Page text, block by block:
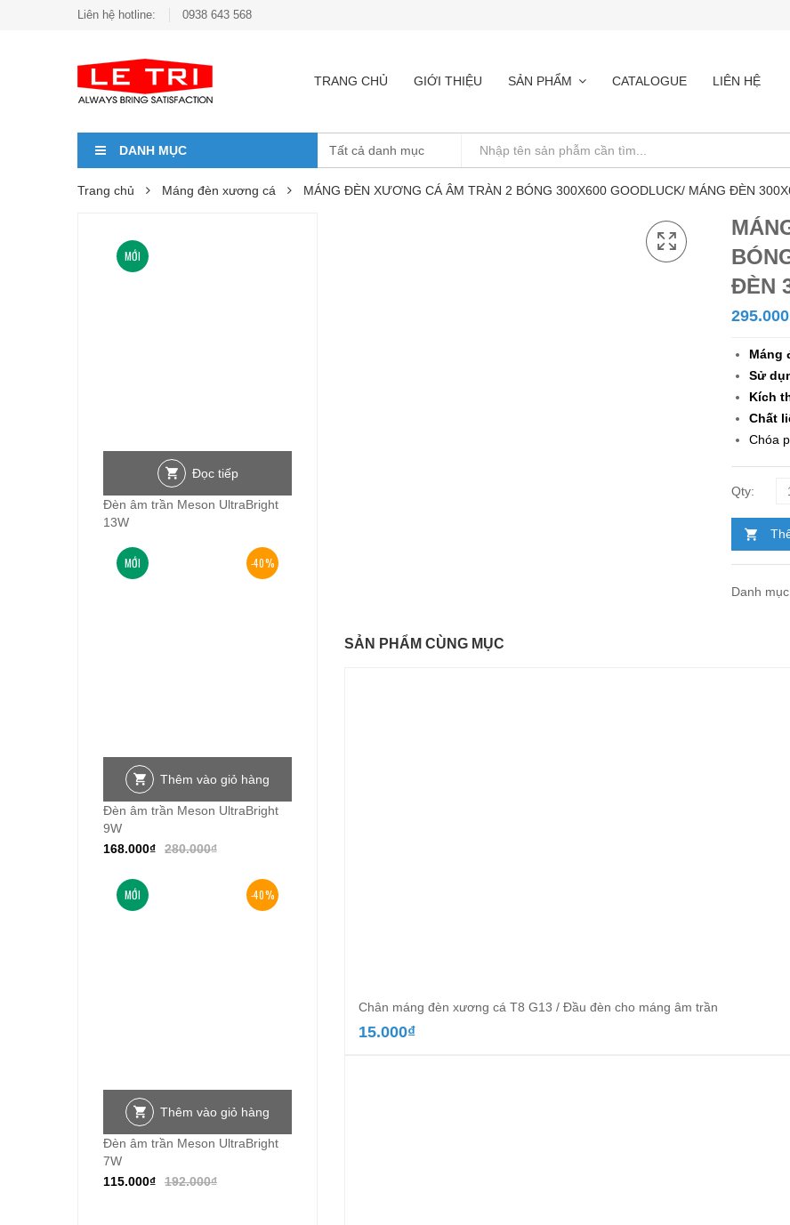
Liên hệ hotline: 0938 643 568
TRANG CHỦ GIỚI THIỆU SẢN PHẨM CATALOGUE LIÊN HỆ
DANH MỤC
Trang chủ Máng đèn xương cá MÁNG ĐÈN XƯƠNG CÁ ÂM TRÀN 2 BÓNG 300X600 GOODLUCK/ MÁNG ĐÈN
ĐÈN
295.000
Máng
Sử
Kích
Chất
Chóa
Danh
SẢN PHẨM CÙNG MỤC
Chân máng đèn xương cá T8 G13 / Đầu đèn cho máng âm trần
15.000₫
MỚI
Đọc tiếp
Đèn âm trần Meson UltraBright
13W
-40%
MỚI
Thêm vào giỏ hàng
Đèn âm trần Meson UltraBright
9W
280.000₫
168.000₫
-40%
MỚI
Thêm vào giỏ hàng
Đèn âm trần Meson UltraBright
7W
192.000₫
115.000₫